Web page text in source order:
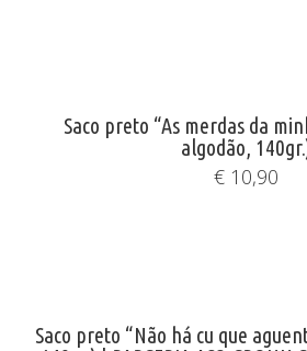
Saco preto “As merdas da
algodão,
€10,90
Saco preto “Não há cu que